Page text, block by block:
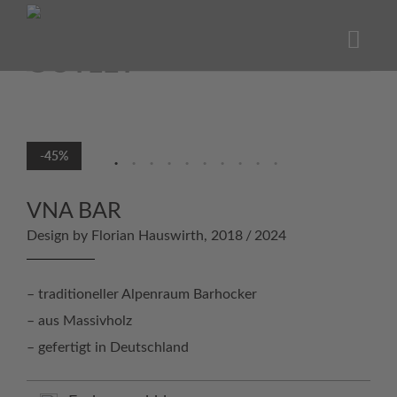
-45%
VNA BAR
Design by Florian Hauswirth, 2018 / 2024
– traditioneller Alpenraum Barhocker
– aus Massivholz
– gefertigt in Deutschland